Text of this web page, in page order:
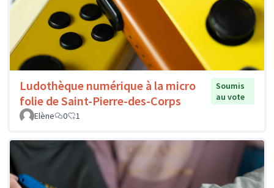
Ludothèque numérique à la micro
folie de Saint-Pierre-des-Corps
Soumis
au vote
Elène
0 1